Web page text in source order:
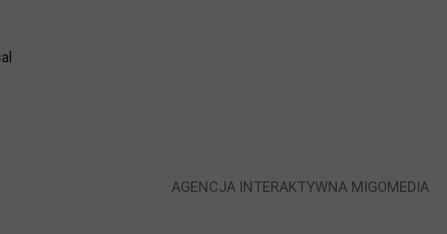
się w nowej karcie
AGENCJA INTERAKTYWNA LINK
MIGOMEDIA